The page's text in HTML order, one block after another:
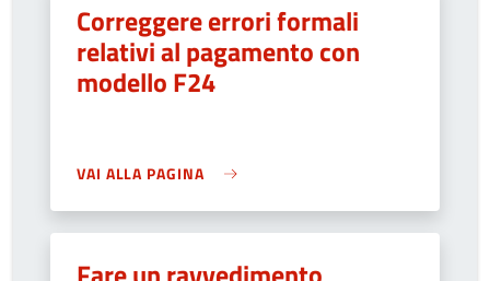
Correggere errori formali
relativi al pagamento con
modello F24
VAI ALLA PAGINA